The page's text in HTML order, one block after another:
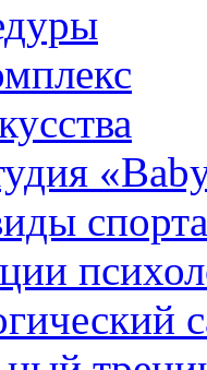
спорта